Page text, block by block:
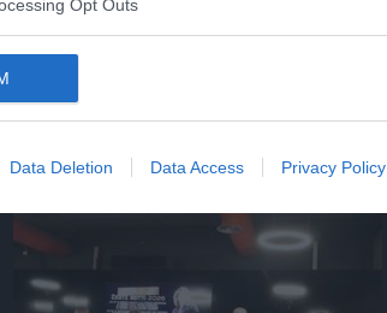
Opt Outs
Data Deletion Data Access Privacy Policy
SPETTACOLO
Hania vince "International